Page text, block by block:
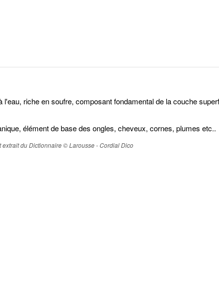
l'eau, riche en soufre, composant fondamental de la couche
élément de base des ongles, cheveux, cornes, plumes etc..
extrait du Dictionnaire © Larousse - Cordial Dico